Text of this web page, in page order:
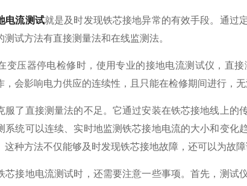
电流测试就是及时发现铁芯接地异常的有效手段。通过
试方法有直接测量法和在线监测法。
压器停电检修时，使用专业的接地电流测试仪，直接
，会影响电力供应的连续性，且只能在检修期间进行，
直接测量法的不足。它通过安装在铁芯接地线上的
系统可以连续、实时地监测铁芯接地电流的大小和变
这种方法不仅能够及时发现铁芯接地故障，还可以为故
地电流测试时，还需要注意一些事项。首先，测试